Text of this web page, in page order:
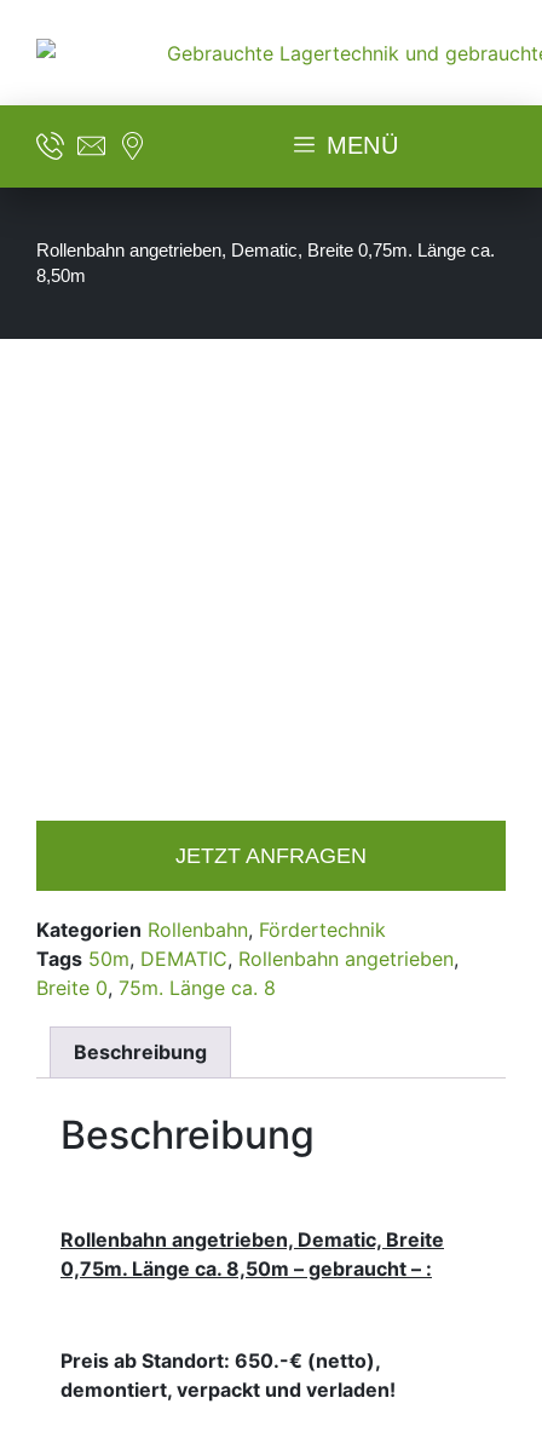
MENÜ
Rollenbahn angetrieben, Dematic, Breite 0,75m. Länge ca.
8,50m
JETZT ANFRAGEN
Kategorien Rollenbahn, Fördertechnik
Tags 50m, DEMATIC, Rollenbahn angetrieben,
Breite 0, 75m. Länge ca. 8
Beschreibung
Beschreibung
Rollenbahn angetrieben, Dematic, Breite
0,75m. Länge ca. 8,50m – gebraucht – :
Preis ab Standort: 650.-€ (netto),
demontiert, verpackt und verladen!